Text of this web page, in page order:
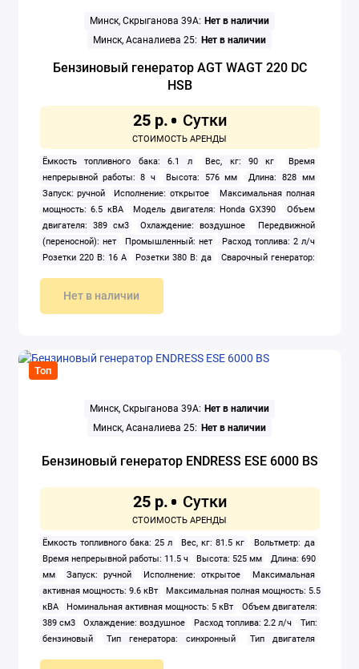
Минск, Скрыганова 39А: Нет в наличии
Минск, Асаналиева 25: Нет в наличии
Бензиновый генератор AGT WAGT 220 DC
HSB
25 р.
Ёмкость топливного бака: 6.1 л Вес, кг: 90 кг
Время
непрерывной работы: 8 ч
Высота: 576 мм
Длина: 828 мм
Запуск: ручной
Исполнение: открытое
Максимальная полная
мощность: 6.5 кВА
Модель двигателя: Honda GX390
Объем
двигателя: 389 см3
Охлаждение: воздушное
Передвижной
(переносной): нет
Промышленный: нет
Расход топлива: 2 л/ч
Розетки 220 В: 16 А
Розетки 380 В: да
Сварочный генератор:
двигателя внутреннего сгорания: четырехтактный
Нет в наличии
Топ
Минск, Скрыганова 39А: Нет в наличии
Минск, Асаналиева 25: Нет в наличии
Бензиновый генератор ENDRESS ESE 6000 BS
25 р.
Ёмкость топливного бака: 25 л Вес, кг: 81.5 кг
Вольтметр: да
Время непрерывной работы: 11.5 ч
Высота: 525 мм
Длина: 690
мм
Запуск: ручной Исполнение: открытое
Максимальная
активная мощность: 9.6 кВт
Максимальная полная мощность: 5.5
кВА
Номинальная активная мощность: 5 кВт
Объем двигателя:
389 см3
Охлаждение: воздушное Расход топлива: 2.2 л/ч
Тип:
бензиновый
Тип генератора: синхронный
Тип двигателя